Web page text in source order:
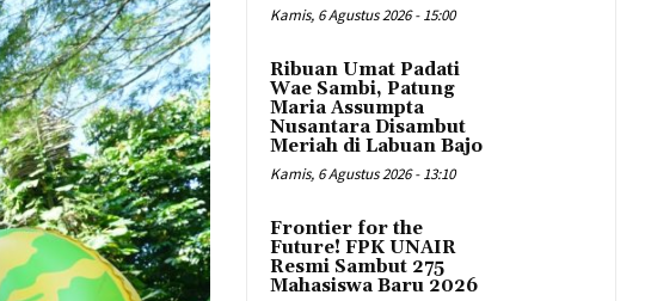
Kamis, 6 Agustus 2026 - 15:00
Ribuan Umat Padati
Wae Sambi, Patung
Maria Assumpta
Nusantara Disambut
Meriah di Labuan Bajo
Kamis, 6 Agustus 2026 - 13:10
Frontier for the
Future! FPK UNAIR
Resmi Sambut 275
Mahasiswa Baru 2026